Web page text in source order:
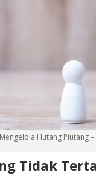
Hutang Piutang
Tidak